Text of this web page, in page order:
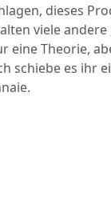
dieses
viele
eine Theorie,
schiebe es ihr